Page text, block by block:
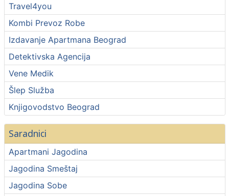
Travel4you
Kombi Prevoz Robe
Izdavanje Apartmana Beograd
Detektivska Agencija
Vene Medik
Šlep Služba
Knjigovodstvo Beograd
Saradnici
Apartmani Jagodina
Jagodina Smeštaj
Jagodina Sobe